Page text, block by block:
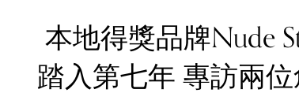
本地得獎品牌Nude
踏入第七年 專訪兩